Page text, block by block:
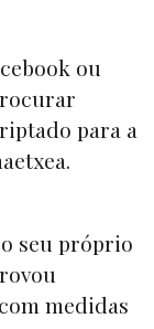
ou
para a
seu próprio
medidas